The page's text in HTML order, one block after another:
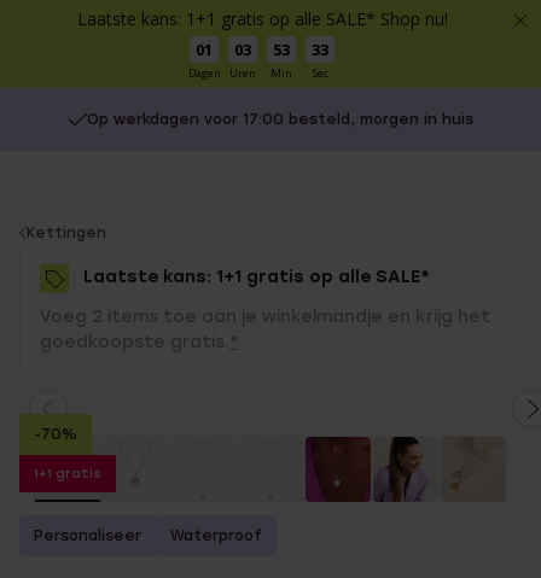
Laatste kans: 1+1 gratis op alle SALE* Shop nu!
01
Dagen
03
Uren
53
Min
33
Sec
Op werkdagen voor 17:00 besteld, morgen in huis
You
are
here:
Kettingen
Laatste kans: 1+1 gratis op alle SALE*
Voeg 2 items toe aan je winkelmandje en krijg het
goedkoopste gratis. *
-70%
1+1 gratis
Personaliseer Waterproof